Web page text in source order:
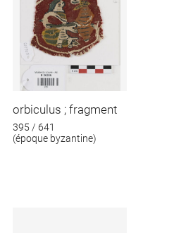
orbiculus ; fragment
395 / 641
(époque byzantine)